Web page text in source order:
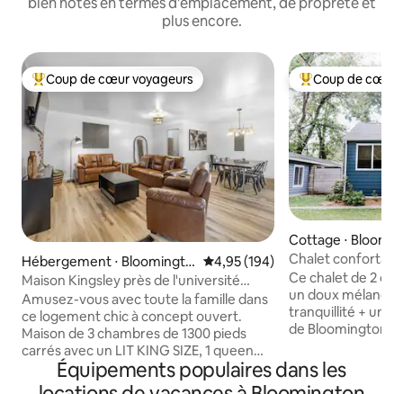
plus encore.
Coups de cœur voyageurs les plus appréciés
Coup de cœur voyageurs
Hébergement ⋅ Bloomingto
n
Évaluation moyenne sur la
4,95 (194)
Maison Kingsley près de l'université
d'Indiana/du stade
Amusez-vous avec toute la famille dans
ce logement chic à concept ouvert.
Maison de 3 chambres de 1300 pieds
carrés avec un LIT KING SIZE, 1 queen
size et 1 lit complet. Téléviseurs dans
TOUTES les chambres. Profitez d'un
Coups de cœur
Coup de cœur
Cottage ⋅
Chalet
cour arrière
Ce chalet de 2
un doux mélange
tranquillité + un
de Bloomington.
donnant sur une
entièrement
Équipements populaires dans les